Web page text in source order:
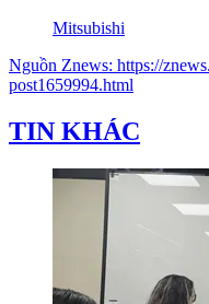
Mitsubishi
Nguồn Znews: https://
post1659994.html
TIN KHÁC